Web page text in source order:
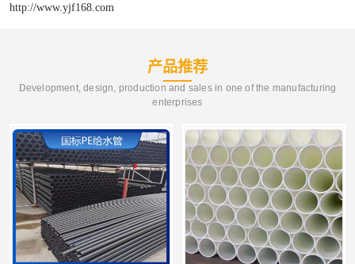
http://www.yjf168.com
产品推荐
Development, design, production and sales in one of the manufacturing
enterprises